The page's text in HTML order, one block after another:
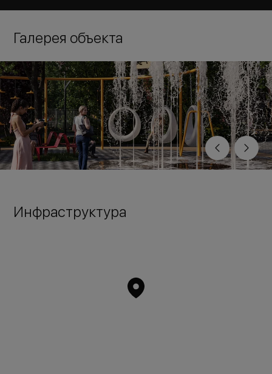
Галерея объекта
Инфраструктура